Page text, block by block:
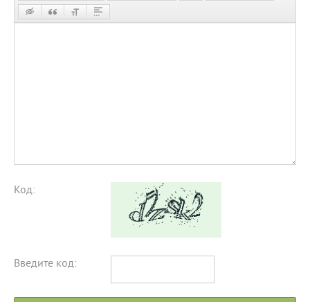
Код:
Введите код: